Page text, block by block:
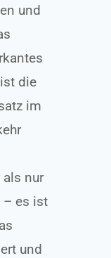
und
die
im
nur
– es ist
und